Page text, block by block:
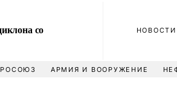
со
НОВОСТИ
АРМИЯ И ВООРУЖЕНИЕ